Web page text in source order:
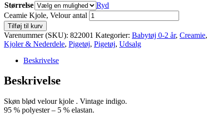
Størrelse
Ryd
Ceamie Kjole, Velour antal
Tilføj til kurv
Varenummer (SKU): 822001 Kategorier: Babytøj 0-2 år, Creamie,
Kjoler & Nederdele, Pigetøj, Pigetøj, Udsalg
Beskrivelse
Beskrivelse
Skøn blød velour kjole . Vintage indigo.
95 % polyester – 5 % elastan.